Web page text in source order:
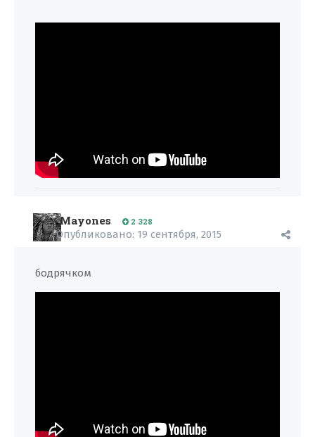
Mayones 2 328
Опубликовано: 19 сентября, 2015
бодрячком